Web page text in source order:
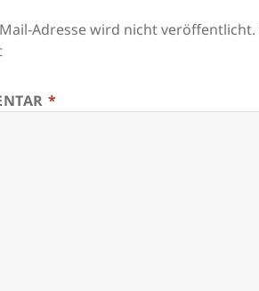
Adresse wird nicht veröffentlicht.
*